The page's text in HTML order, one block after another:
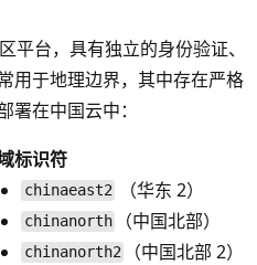
台，具有独立的身份验证、
用于地理边界，其中存在严格
在中国云中：
标识符
chinaeast2 （华东 2）
chinanorth （中国北部）
chinanorth2 （中国北部 2）